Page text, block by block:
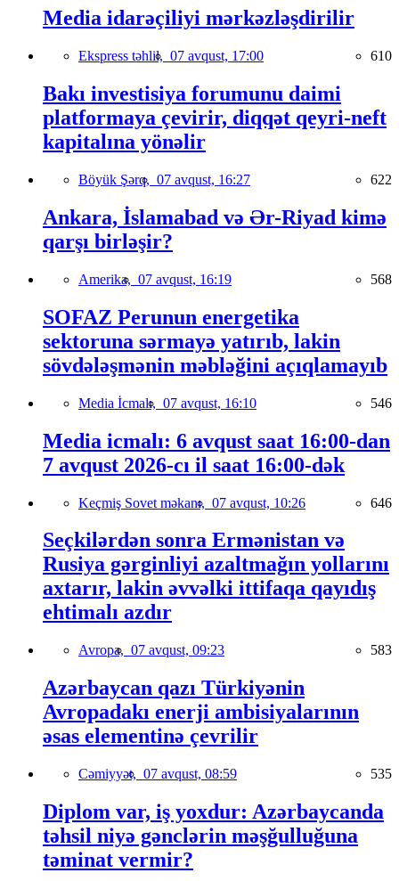
Media idarəçiliyi mərkəzləşdirilir
Ekspress təhlil, 07 avqust, 17:00 610
Bakı investisiya forumunu daimi
platformaya çevirir, diqqət qeyri-neft
kapitalına yönəlir
Böyük Şərq, 07 avqust, 16:27 622
Ankara, İslamabad və Ər-Riyad kimə
qarşı birləşir?
Amerika, 07 avqust, 16:19 568
SOFAZ Perunun energetika
sektoruna sərmayə yatırıb, lakin
sövdələşmənin məbləğini açıqlamayıb
Media İcmalı, 07 avqust, 16:10 546
Media icmalı: 6 avqust saat 16:00-dan
7 avqust 2026-cı il saat 16:00-dək
Keçmiş Sovet məkanı, 07 avqust, 10:26 646
Seçkilərdən sonra Ermənistan və
Rusiya gərginliyi azaltmağın yollarını
axtarır, lakin əvvəlki ittifaqa qayıdış
ehtimalı azdır
Avropa, 07 avqust, 09:23 583
Azərbaycan qazı Türkiyənin
Avropadakı enerji ambisiyalarının
əsas elementinə çevrilir
Cəmiyyət, 07 avqust, 08:59 535
Diplom var, iş yoxdur: Azərbaycanda
təhsil niyə gənclərin məşğulluğuna
təminat vermir?